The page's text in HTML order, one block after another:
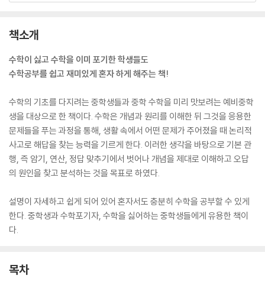
책소개
수학이 싫고 수학을 이미 포기한 학생들도
수학공부를 쉽고 재미있게 혼자 하게 해주는 책!
수학의 기초를 다지려는 중학생들과 중학 수학을 미리 맛보려는 예비중학
생을 대상으로 한 책이다. 수학은 개념과 원리를 이해한 뒤 그것을 응용한
문제들을 푸는 과정을 통해, 생활 속에서 어떤 문제가 주어졌을 때 논리적
사고로 해답을 찾는 능력을 기르게 한다. 이러한 생각을 바탕으로 기본 관
행, 즉 암기, 연산, 정답 맞추기에서 벗어나 개념을 제대로 이해하고 오답
의 원인을 찾고 분석하는 것을 목표로 하였다.
설명이 자세하고 쉽게 되어 있어 혼자서도 충분히 수학을 공부할 수 있게
한다. 중학생과 수학포기자, 수학을 싫어하는 중학생들에게 유용한 책이
다.
목차